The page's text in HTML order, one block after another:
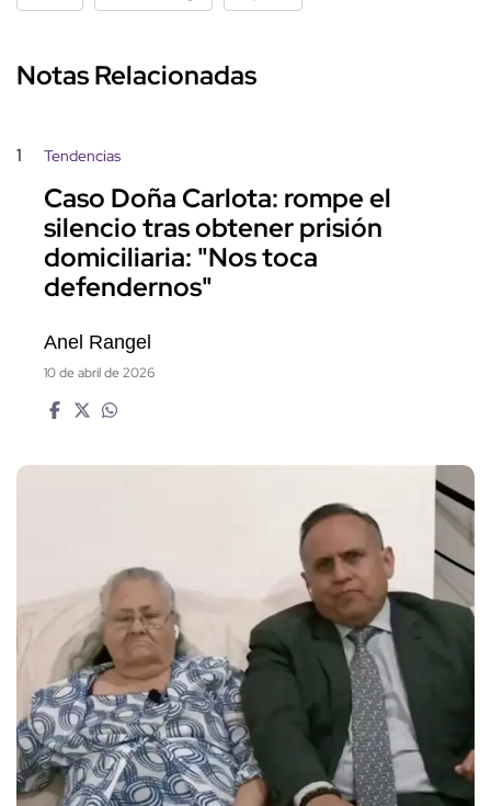
Notas Relacionadas
1 Tendencias
Caso Doña Carlota: rompe el
silencio tras obtener prisión
domiciliaria: "Nos toca
defendernos"
Anel Rangel
10 de abril de 2026